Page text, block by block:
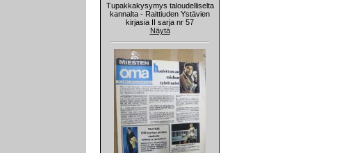
Tupakkakysymys taloudelliselta
kannalta - Raittiuden Ystävien
kirjasia II sarja nr 57
Näytä